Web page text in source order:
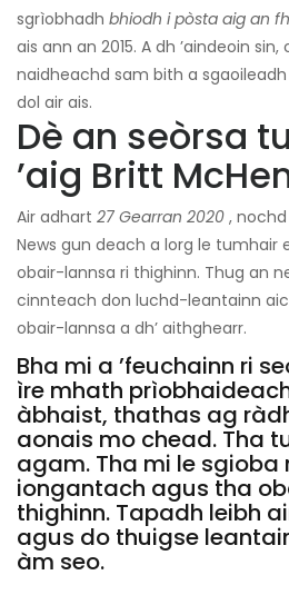
sgrìobhadh bhiodh i pòsta aig an
ais ann an 2015. A dh ’aindeoin
naidheachd sam bith a
dol air ais.
Dè an seòrsa
’aig Britt
Air adhart 27 Gearran 2020 ,
News gun deach a lorg le tumhair
obair-lannsa ri thighinn. Thug an
cinnteach don luchd-leantainn
obair-lannsa a dh’ aithghearr.
Bha mi a ’feuchainn ri
ìre mhath
àbhaist, thathas ag
aonais mo chead. Tha
agam. Tha mi le
iongantach agus tha
thighinn. Tapadh leibh
agus do thuigse
àm seo.